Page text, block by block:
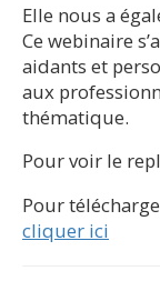
Elle nous a
Ce webinaire
aidants et
aux
thématique.
Pour voir le
Pour
cliquer ici